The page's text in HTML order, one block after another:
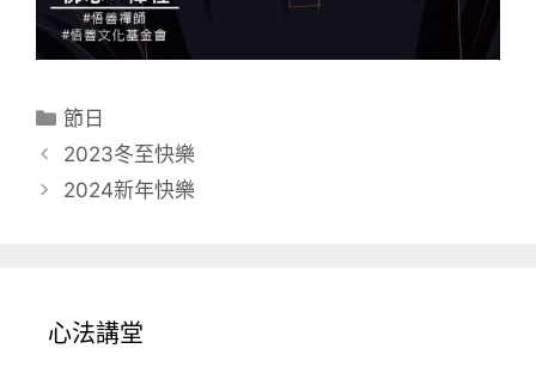
分
類
節日
2023冬至快樂
2024新年快樂
心法講堂